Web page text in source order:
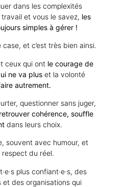
dans les complexités
et vous le savez, les
simples à gérer !
et c’est très bien ainsi.
ceux qui ont le courage de
ne va plus et la volonté
autrement.
questionner sans juger,
retrouver cohérence, souffle
dans leurs choix.
souvent avec humour, et
du réel.
plus confiant·e·s, des
et des organisations qui